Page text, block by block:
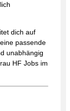
dich auf
passende
unabhängig
HF Jobs im